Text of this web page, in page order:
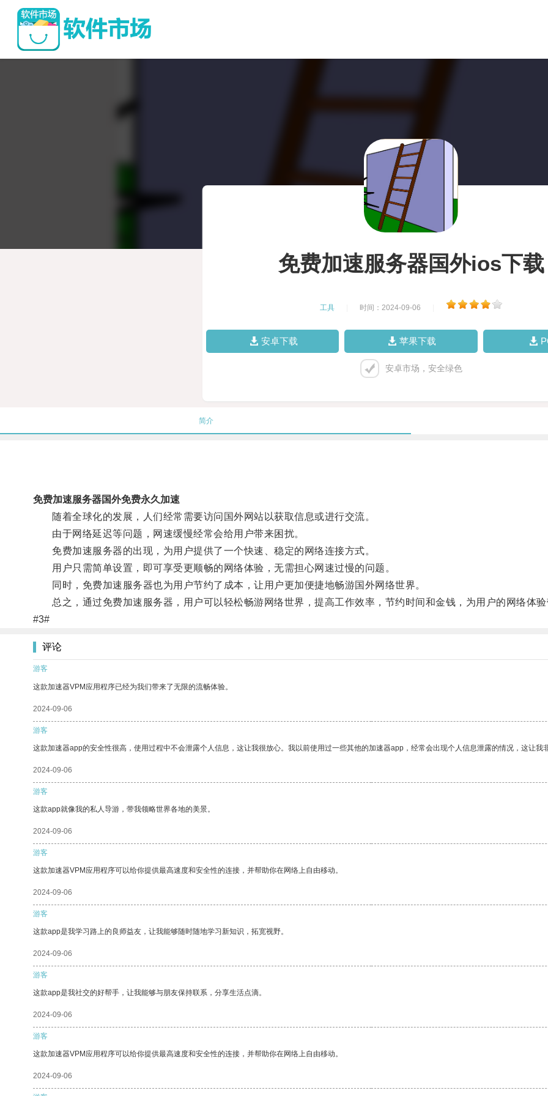
免费加速服务器国外ios下载
工具 时间：2024-09-06
安卓下载 苹果下载
安卓市场，安全绿色
简介
免费加速服务器国外免费永久加速
随着全球化的发展，人们经常需要访问国外网站以获取信息或进行交流。
由于网络延迟等问题，网速缓慢经常会给用户带来困扰。
免费加速服务器的出现，为用户提供了一个快速、稳定的网络连接方式。
用户只需简单设置，即可享受更顺畅的网络体验，无需担心网速过慢的问题。
同时，免费加速服务器也为用户节约了成本，让用户更加便捷地畅游国外网络世界。
总之，通过免费加速服务器，用户可以轻松畅游网络世界，提高工作效率，节约时间和金钱，为用户的网络体验
#3#
评论
游客
这款加速器VPM应用程序已经为我们带来了无限的流畅体验。
2024-09-06
游客
这款加速器app的安全性很高，使用过程中不会泄露个人信息，这让我很放心。我以前使用过一些其他的加速器app，经常会出现个人信息泄露的情况，这让我
2024-09-06
游客
这款app就像我的私人导游，带我领略世界各地的美景。
2024-09-06
游客
这款加速器VPM应用程序可以给你提供最高速度和安全性的连接，并帮助你在网络上自由移动。
2024-09-06
游客
这款app是我学习路上的良师益友，让我能够随时随地学习新知识，拓宽视野。
2024-09-06
游客
这款app是我社交的好帮手，让我能够与朋友保持联系，分享生活点滴。
2024-09-06
游客
这款加速器VPM应用程序可以给你提供最高速度和安全性的连接，并帮助你在网络上自由移动。
2024-09-06